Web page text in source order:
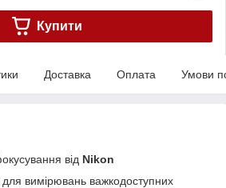
Купити
Доставка Оплата Умови
від Nikon
вимірювань важкодоступних